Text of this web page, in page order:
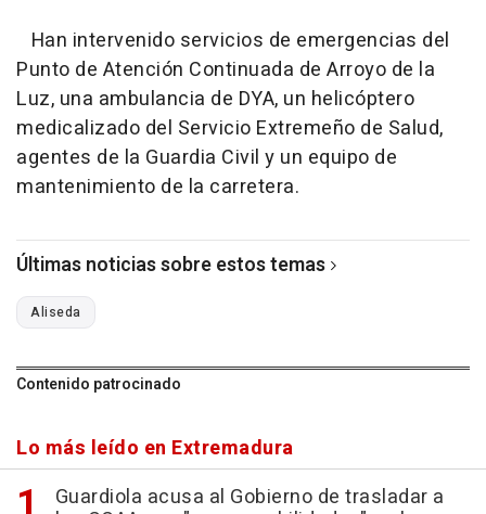
Han intervenido servicios de emergencias del
Punto de Atención Continuada de Arroyo de la
Luz, una ambulancia de DYA, un helicóptero
medicalizado del Servicio Extremeño de Salud,
agentes de la Guardia Civil y un equipo de
mantenimiento de la carretera.
Últimas noticias sobre estos temas
Aliseda
Contenido patrocinado
Lo más leído en Extremadura
Guardiola acusa al Gobierno de trasladar a